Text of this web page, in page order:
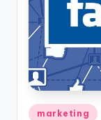
Publicado
marketing